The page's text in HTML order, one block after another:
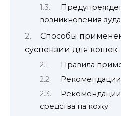
возникновения зуда
Способы
суспензии для кошек
Правила
средства на кожу